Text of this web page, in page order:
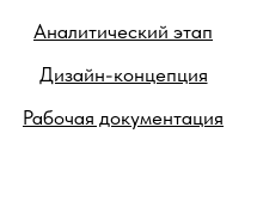
Аналитический этап
Дизайн-концепция
Рабочая документация